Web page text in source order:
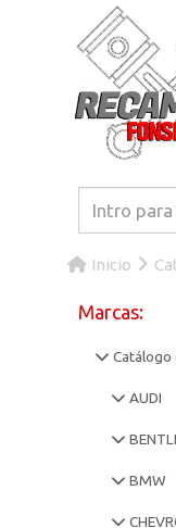
Inicio
Marcas:
Catálogo
AUDI
BMW